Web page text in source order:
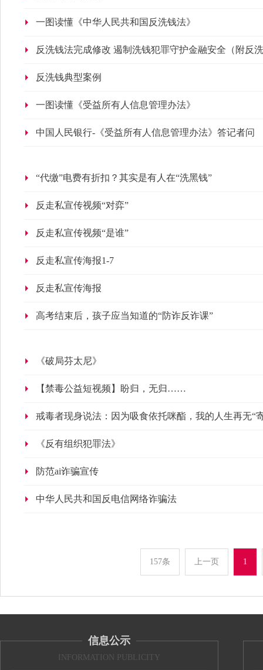
一图读懂《中华人民共和国反洗钱法》
反洗钱法完成修改 遏制洗钱犯罪守护金融安全（附反
反洗钱典型案例
一图读懂《受益所有人信息管理办法》
中国人民银行-《受益所有人信息管理办法》答记者问
“代缴”电费有折扣？其实是有人在“洗黑钱”
反走私宣传视频“对弈”
反走私宣传视频“是谁”
反走私宣传海报1-7
反走私宣传海报
高考结束后，孩子应当知道的“防诈反诈课”
《破局芬太尼》
【禁毒公益短视频】盼归，无归……
戒毒者现身说法：因为吸食依托咪酯，我的人生再无“
《反有组织犯罪法》
防范ai诈骗宣传
中华人民共和国反电信网络诈骗法
157条 上一页 1
信息公示
INFORMATION PUBLICITY